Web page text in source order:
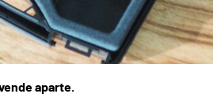
aparte.